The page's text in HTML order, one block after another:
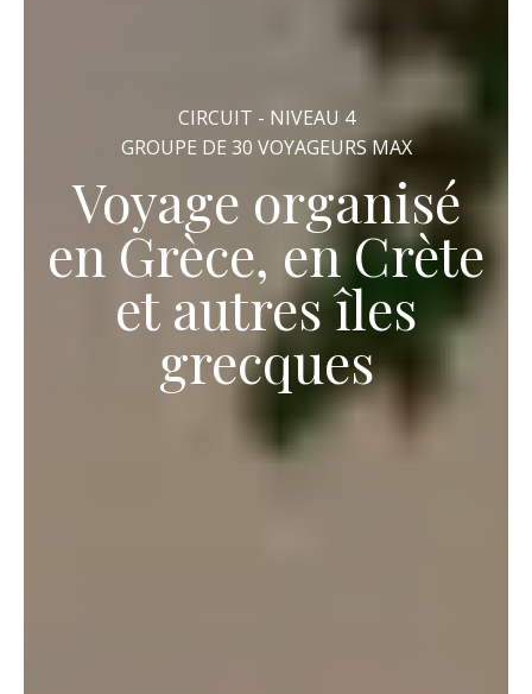
CIRCUIT - NIVEAU 4
GROUPE DE 30 VOYAGEURS MAX
Voyage organisé
en Grèce, en Crète
et autres îles
grecques